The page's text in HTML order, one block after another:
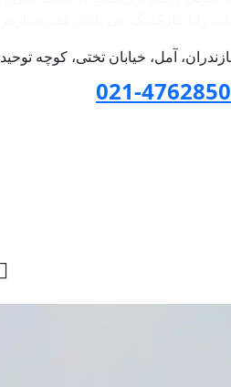
آمل، خیابان تختی، کوچه توحید 4 پلاک 36، طبقه اول
47628500-